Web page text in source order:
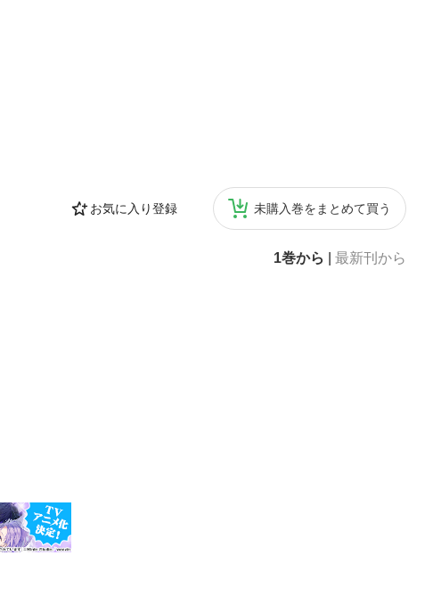
お気に入り登録 未購入巻をまとめて買う
1巻から 最新刊から